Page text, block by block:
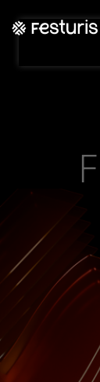
ILHA
DA